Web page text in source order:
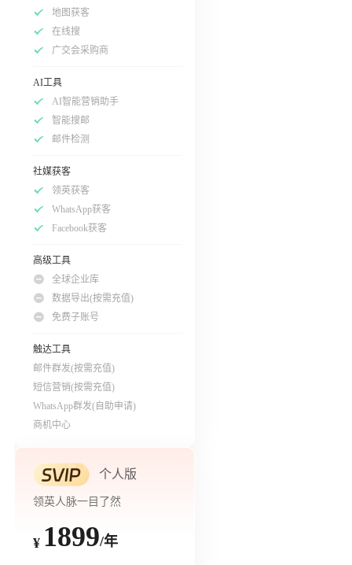
地图获客
在线搜
广交会采购商
AI工具
AI智能营销助手
智能搜邮
邮件检测
社媒获客
领英获客
WhatsApp获客
Facebook获客
高级工具
全球企业库
数据导出(按需充值)
免费子账号
触达工具
邮件群发(按需充值)
短信营销(按需充值)
WhatsApp群发(自助申请)
商机中心
个人版
领英人脉一目了然
¥ 1899/年